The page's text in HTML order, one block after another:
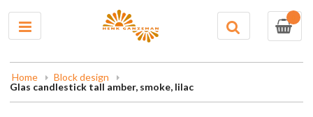
Home
Block design
Glas candlestick tall amber, smoke, lilac